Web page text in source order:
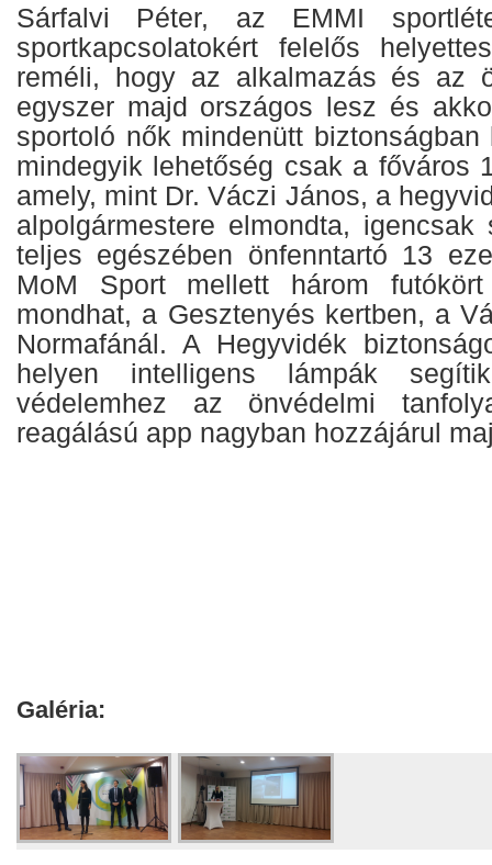
Sárfalvi Péter, az EMMI
sportkapcsolatokért felelős
reméli, hogy az alkalmazás és az
egyszer majd országos lesz és
sportoló nők mindenütt
mindegyik lehetőség csak a főváros
amely, mint Dr. Váczi János, a
alpolgármestere elmondta,
teljes egészében önfenntartó 13
MoM Sport mellett három
mondhat, a Gesztenyés kertben, a
Normafánál. A Hegyvidék
helyen intelligens lámpák
védelemhez az önvédelmi
reagálású app nagyban hozzájárul
Galéria: